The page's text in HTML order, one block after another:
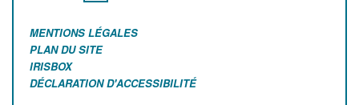
MENTIONS LÉGALES
PLAN DU SITE
IRISBOX
DÉCLARATION D'ACCESSIBILITÉ